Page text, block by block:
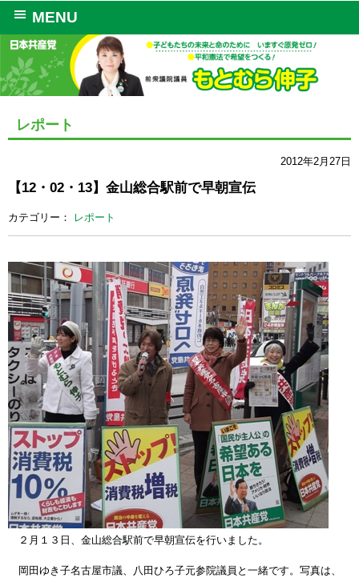
MENU
レポート
2012年2月27日
【12・02・13】金山総合駅前で早朝宣伝
カテゴリー： レポート
２月１３日、金山総合駅前で早朝宣伝を行いました。
岡田ゆき子名古屋市議、八田ひろ子元参院議員と一緒です。写真は、